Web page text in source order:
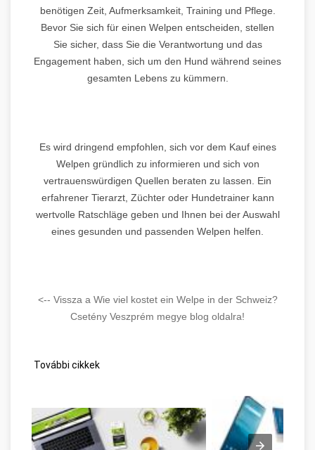
benötigen Zeit, Aufmerksamkeit, Training und Pflege.
Bevor Sie sich für einen Welpen entscheiden, stellen
Sie sicher, dass Sie die Verantwortung und das
Engagement haben, sich um den Hund während seines
gesamten Lebens zu kümmern.
Es wird dringend empfohlen, sich vor dem Kauf eines
Welpen gründlich zu informieren und sich von
vertrauenswürdigen Quellen beraten zu lassen. Ein
erfahrener Tierarzt, Züchter oder Hundetrainer kann
wertvolle Ratschläge geben und Ihnen bei der Auswahl
eines gesunden und passenden Welpen helfen.
<-- Vissza a Wie viel kostet ein Welpe in der Schweiz?
Csetény Veszprém megye blog oldalra!
További cikkek